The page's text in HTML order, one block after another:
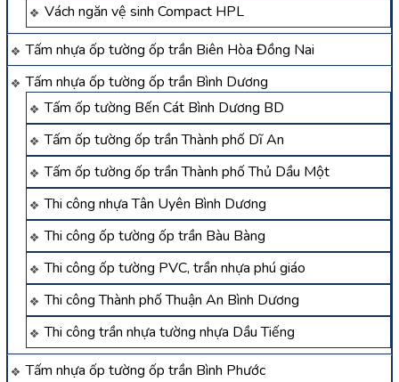
Vách ngăn vệ sinh Compact HPL
Tấm nhựa ốp tường ốp trần Biên Hòa Đồng Nai
Tấm nhựa ốp tường ốp trần Bình Dương
Tấm ốp tường Bến Cát Bình Dương BD
Tấm ốp tường ốp trần Thành phố Dĩ An
Tấm ốp tường ốp trần Thành phố Thủ Dầu Một
Thi công nhựa Tân Uyên Bình Dương
Thi công ốp tường ốp trần Bàu Bàng
Thi công ốp tường PVC, trần nhựa phú giáo
Thi công Thành phố Thuận An Bình Dương
Thi công trần nhựa tường nhựa Dầu Tiếng
Tấm nhựa ốp tường ốp trần Bình Phước